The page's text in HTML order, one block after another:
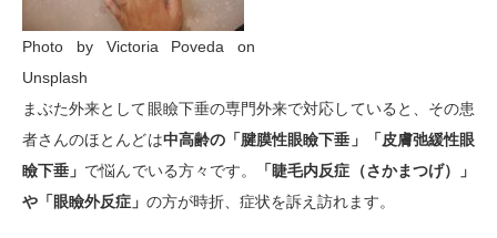
Photo by Victoria Poveda on
Unsplash
まぶた外来として眼瞼下垂の専門外来で対応していると、その患
者さんのほとんどは中高齢の「腱膜性眼瞼下垂」「皮膚弛緩性眼
瞼下垂」 で悩んでいる方々です。
「睫毛内反症（さかまつげ）」
や「眼瞼外反症」 の方が時折、症状を訴え訪れます。